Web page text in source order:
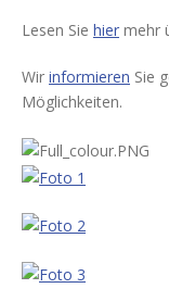
Disclaimer
Newsletter
Lesen Sie hier mehr
Wir informieren Sie
Möglichkeiten.